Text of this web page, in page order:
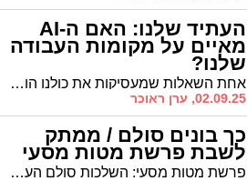
העתיד שלנו: האם ה-AI
מאיים על מקומות העבודה
שלנו?
אחת השאלות שמעסיקות את כולנו הוא האם טכנולוגיית ה-AI מאיימת על המקצוע שלנו והאם בעתיד תוכל הבינה המלאכותית להחליף אותנו בעבודה?
02.09.25, ערן ראוכר
כך בונים סולם / ממתק
לשבת פרשת מטות מסעי
פרשת מטות מסעי: השלכות סולם הערכים כי לכל אחד סולם ערכים משלו. צריך את המצפן